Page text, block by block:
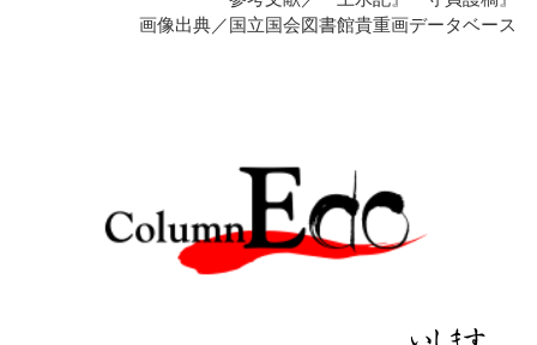
画像出典／国立国会図書館貴重画データベース